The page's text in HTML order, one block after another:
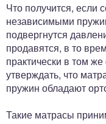
Что получится, если
независимыми
подвергнутся
продавятся, в то
практически в том
утверждать, что
пружин обладают
Такие матрасы